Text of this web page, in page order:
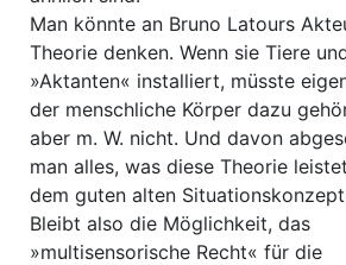
Man könnte an Bruno Latours
Theorie denken. Wenn sie Tiere
»Aktanten« installiert, müsste
der menschliche Körper dazu
aber m. W. nicht. Und davon
man alles, was diese Theorie
dem guten alten
Bleibt also die Möglichkeit, das
»multisensorische Recht« für die